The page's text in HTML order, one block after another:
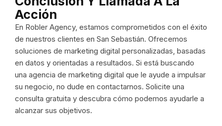
Acción
En Robler Agency, estamos comprometidos con el éxito
de nuestros clientes en San Sebastián. Ofrecemos
soluciones de marketing digital personalizadas, basadas
en datos y orientadas a resultados. Si está buscando
una agencia de marketing digital que le ayude a impulsar
su negocio, no dude en contactarnos. Solicite una
consulta gratuita y descubra cómo podemos ayudarle a
alcanzar sus objetivos.